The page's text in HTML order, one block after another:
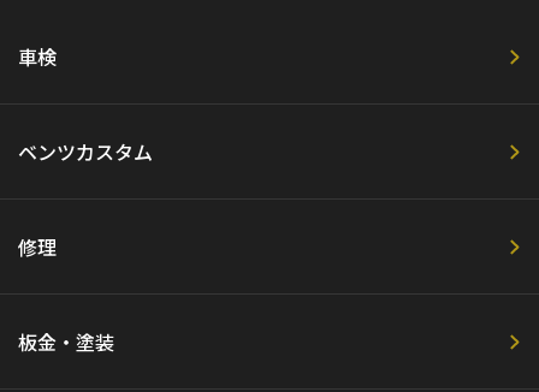
車検
ベンツカスタム
修理
板金・塗装